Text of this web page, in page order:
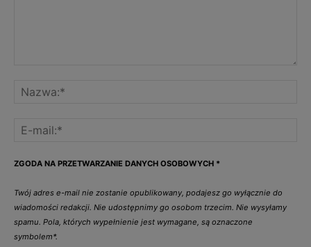
ZGODA NA PRZETWARZANIE DANYCH OSOBOWYCH *
Twój adres e-mail nie zostanie opublikowany, podajesz go wyłącznie do
wiadomości redakcji. Nie udostępnimy go osobom trzecim. Nie wysyłamy
spamu. Pola, których wypełnienie jest wymagane, są oznaczone
symbolem*.